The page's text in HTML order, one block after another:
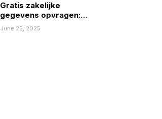
Gratis zakelijke
gegevens opvragen:
mogelijkheden en
beperkingen
June 25, 2025